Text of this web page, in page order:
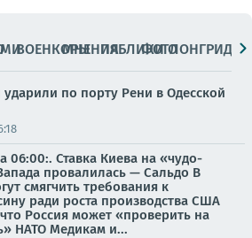
ВОЕНКОРЫМНЕНИЯПАБЛИКИ
ФОТОЛОНГРИДЫ
ударили по порту Рени в Одесской
06:00:. Ставка Киева на «чудо-
провалилась — Сальдо В
смягчить требования к
ради роста производства США
Россия может «проверить на
НАТО Медикам и...